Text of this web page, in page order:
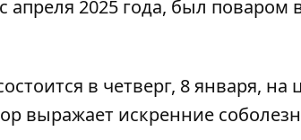
апреля 2025 года, был
в четверг, 8 января,
выражает искренние